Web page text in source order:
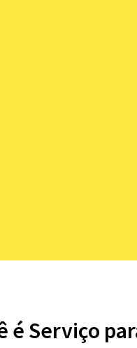
é Serviço